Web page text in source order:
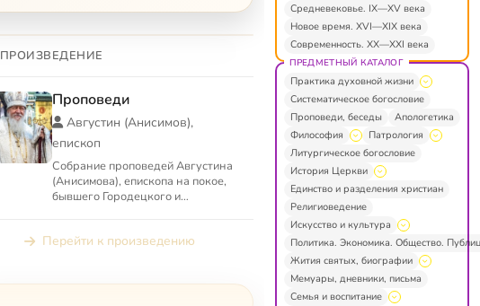
ПРОИЗВЕДЕНИЕ
Проповеди
Августин (Анисимов),
епископ
Собрание проповедей Августина
(Анисимова), епископа на покое,
бывшего Городецкого и
Перейти к произведению
Средневековье. IX—XV века
Новое время. XVI—XIX века
Современность. XX—XXI века
ПРЕДМЕТНЫЙ КАТАЛОГ
Практика духовной жизни
Систематическое богословие
Проповеди, беседы
Апологетика
Философия
Патрология
Литургическое богословие
История Церкви
Единство и разделения христиан
Религиоведение
Искусство и культура
Политика. Экономика. Общество.
Жития святых, биографии
Мемуары, дневники, письма
Семья и воспитание